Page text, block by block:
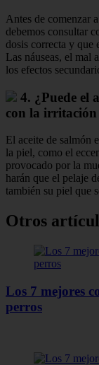
Antes de comenzar
debemos consultar
dosis correcta y que
Las náuseas, el mal
los efectos
4. ¿Puede el
con la irritación
El aceite de salmón
la piel, como el
provocado por la
harán que el pelaje
también su piel que
Otros
Los 7 mejores
perros